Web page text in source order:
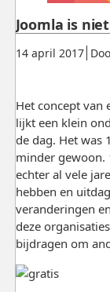
Gepubliceerd:
14 april 2017.
Joomla is
Het concept van
lijkt een klein
de dag. Het was
minder gewoon.
echter al vele
hebben en
veranderingen
deze
bijdragen om